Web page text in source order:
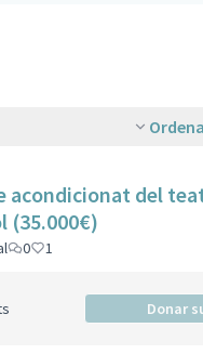
acondicionat del
(35.000€)
0 1
Donar